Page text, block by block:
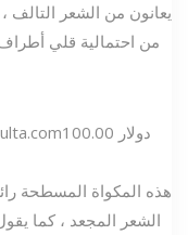
يعانون من الشعر التالف
من احتمالية قلي
ulta.com
100.00 دولار
هذه المكواة المسطحة
الشعر المجعد ، كما